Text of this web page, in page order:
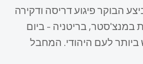
הבוקר פיגוע דריסה ודקירה
במנצ'סטר, בריטניה - ביום
ביותר לעם היהודי. המחבל